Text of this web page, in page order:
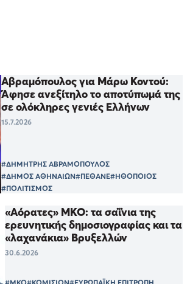
Αβραμόπουλος για Μάρω Κοντού:
Άφησε ανεξίτηλο το αποτύπωμά της
σε ολόκληρες γενιές Ελλήνων
15.7.2026
#ΔΗΜΗΤΡΗΣ ΑΒΡΑΜΟΠΟΥΛΟΣ
#ΔΗΜΟΣ ΑΘΗΝΑΙΩΝ#ΠΕΘΑΝΕ#ΗΘΟΠΟΙΟΣ
#ΠΟΛΙΤΙΣΜΟΣ
«Αόρατες» ΜΚΟ: τα σαΐνια της
ερευνητικής δημοσιογραφίας και τα
«λαχανάκια» Βρυξελλών
30.6.2026